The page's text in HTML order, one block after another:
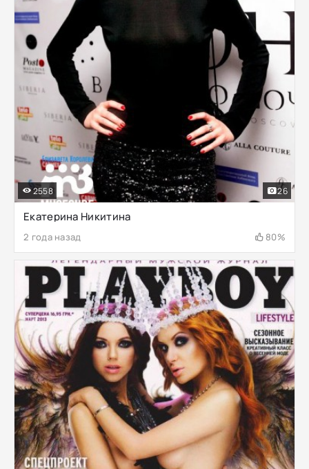
Екатерина Никитина
2 года назад 80%
2558 26